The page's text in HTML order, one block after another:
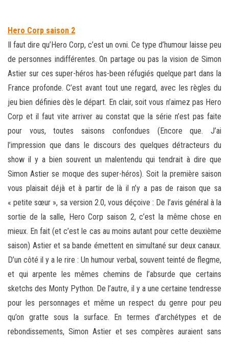
Hero Corp saison 2
Il faut dire qu’Hero Corp, c’est un ovni. Ce type d’humour laisse peu
de personnes indifférentes. On partage ou pas la vision de Simon
Astier sur ces super-héros has-been réfugiés quelque part dans la
France profonde. C’est avant tout une regard, avec les règles du
jeu bien définies dès le départ. En clair, soit vous n’aimez pas Hero
Corp et il faut vite arriver au constat que la série n’est pas faite
pour vous, toutes saisons confondues (Encore que. J’ai
l’impression que dans le discours des quelques détracteurs du
show il y a bien souvent un malentendu qui tendrait à dire que
Simon Astier se moque des super-héros). Soit la première saison
vous plaisait déjà et à partir de là il n’y a pas de raison que sa
« petite sœur », sa version 2.0, vous déçoive : De l’avis général à la
sortie de la salle, Hero Corp saison 2, c’est la même chose en
mieux. En fait (et c’est le cas au moins autant pour cette deuxième
saison) Astier et sa bande émettent en simultané sur deux canaux.
D’un côté il y a le rire : Un humour verbal, souvent teinté de flegme,
et qui arpente les mêmes chemins de l’absurde que certains
sketchs des Monty Python. De l’autre, il y a une certaine tendresse
pour les personnages et même un respect du genre pour peu
qu’on gratte sous la surface. En termes d’archétypes et de
rebondissements, Simon Astier et ses compères auraient sans